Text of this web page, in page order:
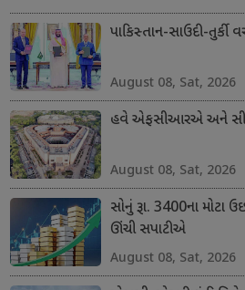
પાકિસ્તાન-સાઉદી-તુર્કી
August 08, Sat, 2026
હવે એફસીઆરએ અને
August 08, Sat, 2026
સોનું રૂા. 3400ના મોટા
ઊંચી સપાટીએ
August 08, Sat, 2026